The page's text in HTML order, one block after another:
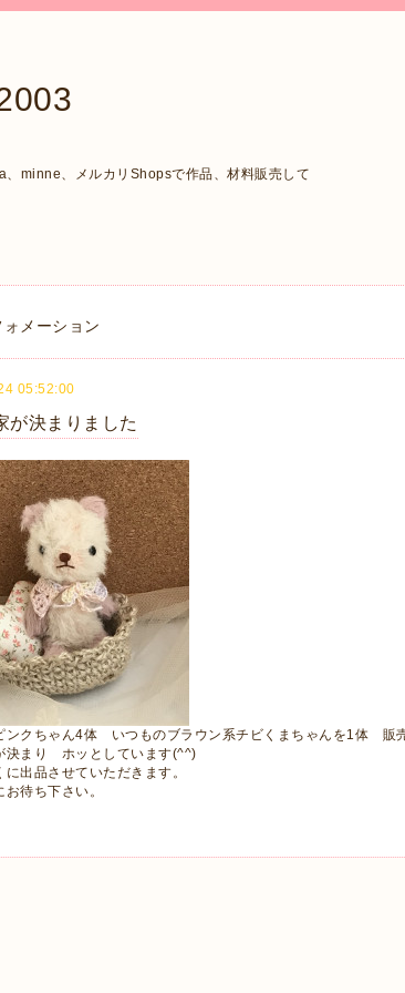
minne、メルカリShopsで作品、材料販売して
ォメーション
05:52:00
が決まりました
ンクちゃん4体 いつものブラウン系チビくまちゃんを1体 販売
決まり ホッとしています(^^)
出品させていただきます。
待ち下さい。